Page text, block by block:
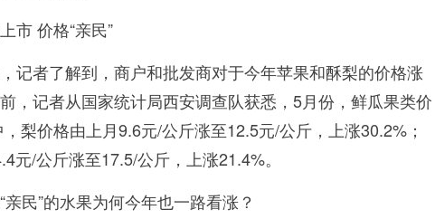
价格“亲民”
者了解到，商户和批发商对于今年苹果和酥梨的价格涨
，记者从国家统计局西安调查队获悉，5月份，鲜瓜果类价
梨价格由上月9.6元/公斤涨至12.5元/公斤，上涨30.2%；
元/公斤涨至17.5/公斤，上涨21.4%。
民”的水果为何今年也一路看涨？